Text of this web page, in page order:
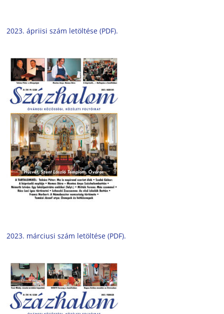
2023. ápriisi szám letöltése (PDF).
2023. márciusi szám letöltése (PDF).